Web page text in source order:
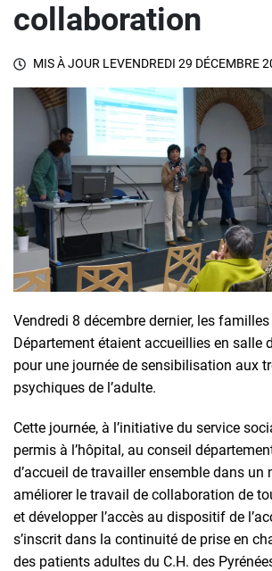
collaboration
MIS À JOUR LEVENDREDI 29 DÉCEMBRE
Vendredi 8 décembre dernier, les familles
Département étaient accueillies en salle
pour une journée de sensibilisation aux
psychiques de l’adulte.
Cette journée, à l’initiative du service
permis à l’hôpital, au conseil
d’accueil de travailler ensemble dans un
améliorer le travail de collaboration de
et développer l’accès au dispositif de
s’inscrit dans la continuité de prise en
des patients adultes du C.H. des